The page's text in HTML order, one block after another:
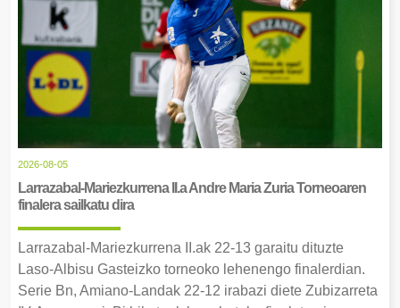
2026-08-05
Larrazabal-Mariezkurrena II.a Andre Maria Zuria Torneoaren
finalera sailkatu dira
Larrazabal-Mariezkurrena II.ak 22-13 garaitu dituzte
Laso-Albisu Gasteizko torneoko lehenengo finalerdian.
Serie Bn, Amiano-Landak 22-12 irabazi diete Zubizarreta